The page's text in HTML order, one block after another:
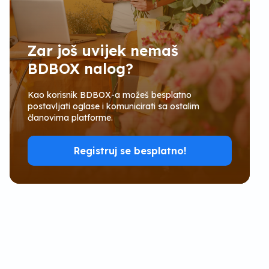
Zar još uvijek nemaš
BDBOX nalog?
Kao korisnik BDBOX-a možeš besplatno
postavljati oglase i komunicirati sa ostalim
članovima platforme.
Registruj se besplatno!